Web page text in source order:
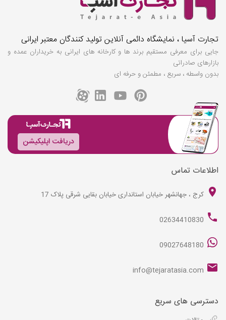
تجارت آسیا ، نمایشگاه دائمی آنلاین تولید کنندگان معتبر ایرانی
جایی برای معرفی مستقیم برند ها و کارخانه های ایرانی به خریداران عمده و
بازارهای صادراتی
بدون واسطه ، سریع ، مطمئن و حرفه ای
دریافت اپلیکیشن
اطلاعات تماس
کرج ، جهانشهر خیابان استانداری خیابان بقایی شرقی پلاک 17
02634410830
09027648180
info@tejaratasia.com
دسترسی های سریع